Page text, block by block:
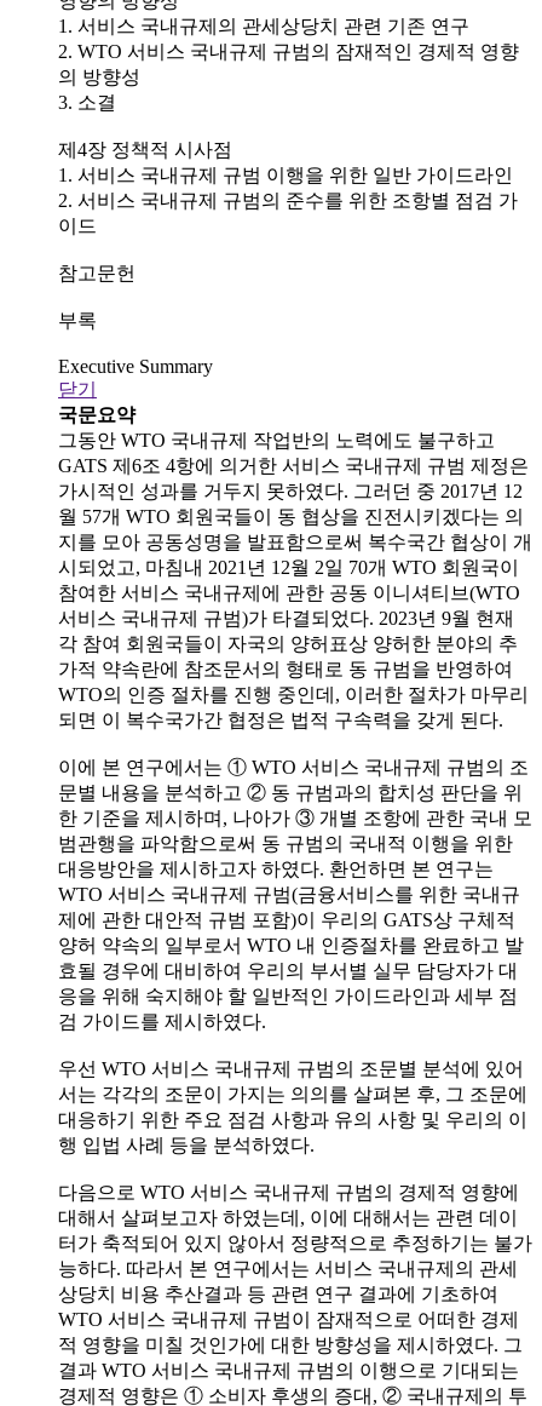
1. 서비스 국내규제의 관세상당치 관련 기존 연구
2. WTO 서비스 국내규제 규범의 잠재적인 경제적 영향
의 방향성
3. 소결
제4장 정책적 시사점
1. 서비스 국내규제 규범 이행을 위한 일반 가이드라인
2. 서비스 국내규제 규범의 준수를 위한 조항별 점검 가
이드
참고문헌
부록
Executive Summary
닫기
국문요약
그동안 WTO 국내규제 작업반의 노력에도 불구하고
GATS 제6조 4항에 의거한 서비스 국내규제 규범 제정은
가시적인 성과를 거두지 못하였다. 그러던 중 2017년 12
월 57개 WTO 회원국들이 동 협상을 진전시키겠다는 의
지를 모아 공동성명을 발표함으로써 복수국간 협상이 개
시되었고, 마침내 2021년 12월 2일 70개 WTO 회원국이
참여한 서비스 국내규제에 관한 공동 이니셔티브(WTO
서비스 국내규제 규범)가 타결되었다. 2023년 9월 현재
각 참여 회원국들이 자국의 양허표상 양허한 분야의 추
가적 약속란에 참조문서의 형태로 동 규범을 반영하여
WTO의 인증 절차를 진행 중인데, 이러한 절차가 마무리
되면 이 복수국가간 협정은 법적 구속력을 갖게 된다.
이에 본 연구에서는 ① WTO 서비스 국내규제 규범의 조
문별 내용을 분석하고 ② 동 규범과의 합치성 판단을 위
한 기준을 제시하며, 나아가 ③ 개별 조항에 관한 국내 모
범관행을 파악함으로써 동 규범의 국내적 이행을 위한
대응방안을 제시하고자 하였다. 환언하면 본 연구는
WTO 서비스 국내규제 규범(금융서비스를 위한 국내규
제에 관한 대안적 규범 포함)이 우리의 GATS상 구체적
양허 약속의 일부로서 WTO 내 인증절차를 완료하고 발
효될 경우에 대비하여 우리의 부서별 실무 담당자가 대
응을 위해 숙지해야 할 일반적인 가이드라인과 세부 점
검 가이드를 제시하였다.
우선 WTO 서비스 국내규제 규범의 조문별 분석에 있어
서는 각각의 조문이 가지는 의의를 살펴본 후, 그 조문에
대응하기 위한 주요 점검 사항과 유의 사항 및 우리의 이
행 입법 사례 등을 분석하였다.
다음으로 WTO 서비스 국내규제 규범의 경제적 영향에
대해서 살펴보고자 하였는데, 이에 대해서는 관련 데이
터가 축적되어 있지 않아서 정량적으로 추정하기는 불가
능하다. 따라서 본 연구에서는 서비스 국내규제의 관세
상당치 비용 추산결과 등 관련 연구 결과에 기초하여
WTO 서비스 국내규제 규범이 잠재적으로 어떠한 경제
적 영향을 미칠 것인가에 대한 방향성을 제시하였다. 그
결과 WTO 서비스 국내규제 규범의 이행으로 기대되는
경제적 영향은 ① 소비자 후생의 증대, ② 국내규제의 투